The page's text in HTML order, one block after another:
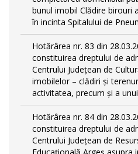
bunul imobil Clădire birouri
în incinta Spitalului de
Hotărârea nr. 83 din
constituirea dreptului de
Centrului Județean de
imobilelor – clădiri și
activitatea, precum și a
Hotărârea nr. 84 din
constituirea dreptului de
Centrului Județean de